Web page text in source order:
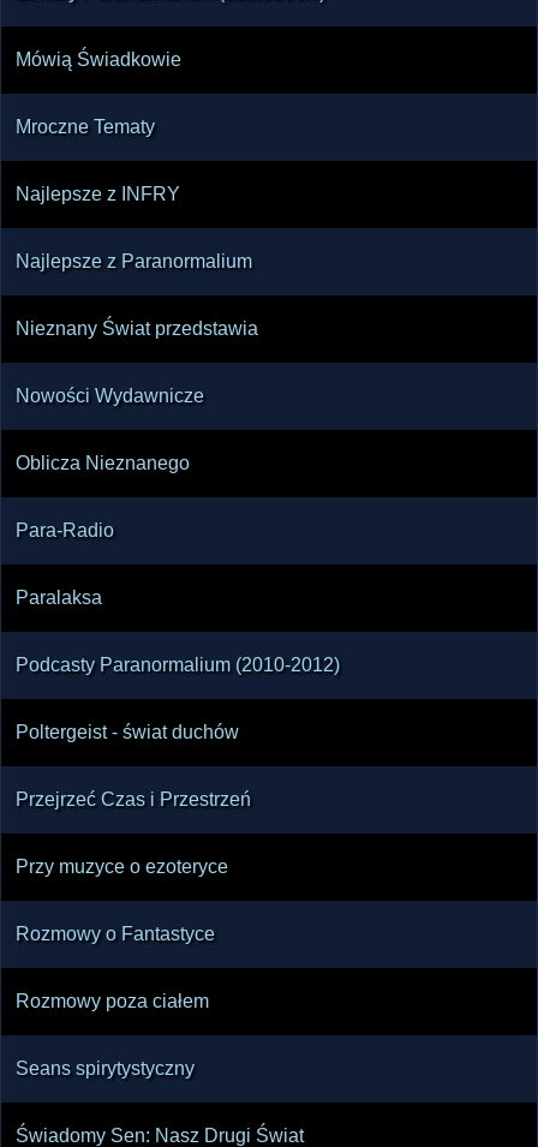
Mówią Świadkowie
Mroczne Tematy
Najlepsze z INFRY
Najlepsze z Paranormalium
Nieznany Świat przedstawia
Nowości Wydawnicze
Oblicza Nieznanego
Para-Radio
Paralaksa
Podcasty Paranormalium (2010-2012)
Poltergeist - świat duchów
Przejrzeć Czas i Przestrzeń
Przy muzyce o ezoteryce
Rozmowy o Fantastyce
Rozmowy poza ciałem
Seans spirytystyczny
Świadomy Sen: Nasz Drugi Świat